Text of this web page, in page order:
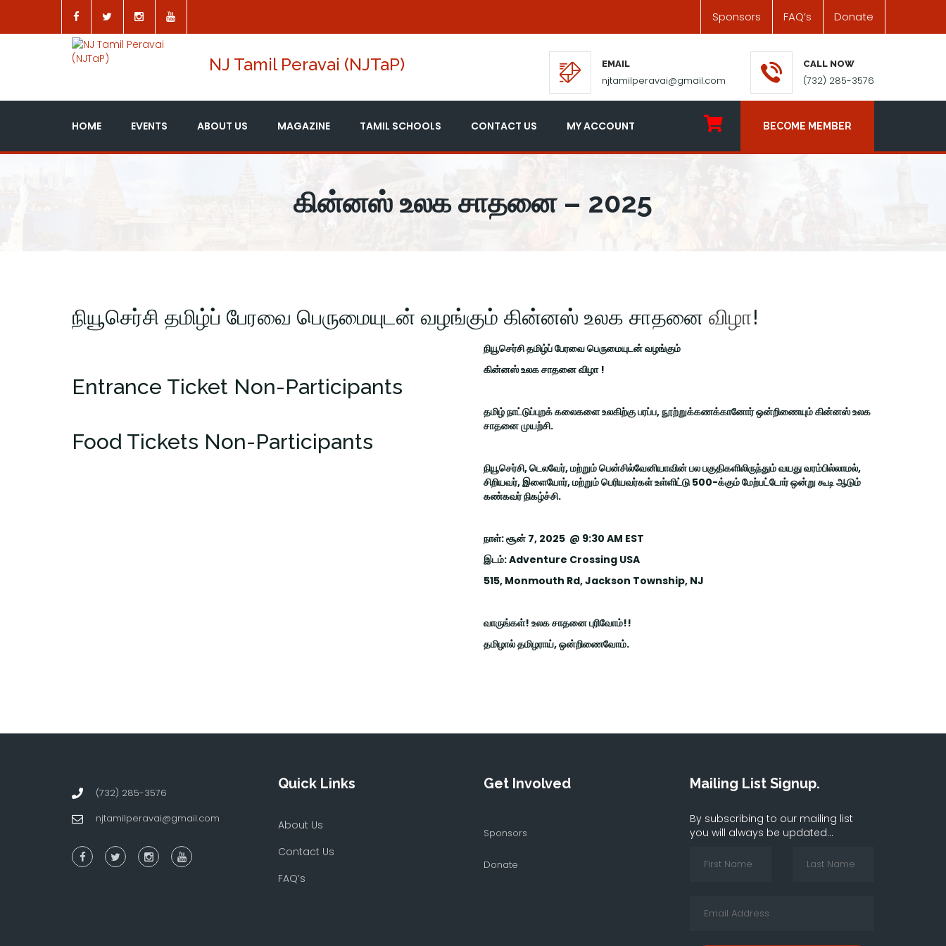
Sponsors FAQ’s Donate
NJ Tamil Peravai (NJTaP) EMAIL
njtamilperavai@gmail.com
CALL NOW
(732) 285-3576
HOME EVENTS ABOUT US MAGAZINE TAMIL SCHOOLS CONTACT US MY ACCOUNT BECOME MEMBER
கின்னஸ் உலக சாதனை – 2025
நியூசெர்சி தமிழ்ப் பேரவை பெருமையுடன் வழங்கும் கின்னஸ் உலக சாதனை விழா!
Entrance Ticket Non-Participants
Food Tickets Non-Participants
நியூசெர்சி தமிழ்ப் பேரவை பெருமையுடன் வழங்கும்
கின்னஸ் உலக சாதனை விழா !
தமிழ் நாட்டுப்புறக் கலைகளை உலகிற்கு பரப்ப, நூற்றுக்கணக்கானோர் ஒன்றிணையும் கின்னஸ் உலக
சாதனை முயற்சி.
நியூசெர்சி, டெலவேர், மற்றும் பென்சில்வேனியாவின் பல பகுதிகளிலிருந்தும் வயது வரம்பில்லாமல்,
சிறியவர், இளையோர், மற்றும் பெரியவர்கள் உள்ளிட்டு 500-க்கும் மேற்பட்டோர் ஒன்று கூடி ஆடும்
கண்கவர் நிகழ்ச்சி.
நாள்: சூன் 7, 2025 @ 9:30 AM EST
இடம்: Adventure Crossing USA
515, Monmouth Rd, Jackson Township, NJ
வாருங்கள்! உலக சாதனை புரிவோம்!!
தமிழால் தமிழராய், ஒன்றிணைவோம்.
(732) 285-3576
njtamilperavai@gmail.com
Quick Links
About Us
Contact Us
FAQ’s
Get Involved
Sponsors
Donate
Mailing List Signup.
By subscribing to our mailing list
you will always be updated...